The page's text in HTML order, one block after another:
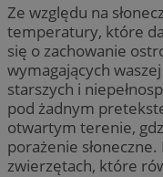
Ze względu na
temperatury, które
się o zachowanie
wymagających
starszych i
pod żadnym
otwartym terenie,
porażenie
zwierzętach, które